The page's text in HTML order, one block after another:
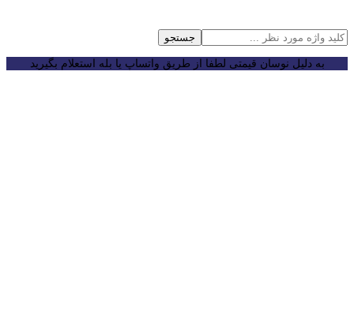
جستجو
به دلیل نوسان قیمتی لطفا از طریق واتساپ یا بله استعلام بگیرید